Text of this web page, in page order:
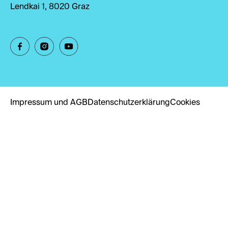
Lendkai 1, 8020 Graz
Impressum und AGBDatenschutzerklärungCookies